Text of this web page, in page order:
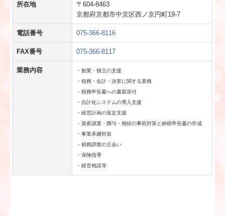
所在地
〒604-8463
京都府京都市中京区西ノ京円町19-7
電話番号 075-366-8116
FAX番号 075-366-8117
業務内容
・創業・独立の支援
・税務・会計・決算に関する業務
・税務申告書への書面添付
・自計化システムの導入支援
・経営計画の策定支援
・資産譲渡・贈与・相続の事前対策と納税申告書の作成
・事業承継対策
・税務調査の立会い
・保険指導
・経営相談等